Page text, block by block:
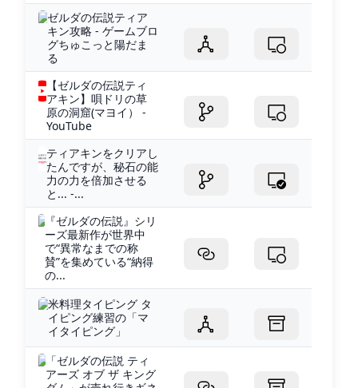
ゼルダの伝説ティア
キン攻略 - ゲームブロ
グちゅこっと陽だま
る
【ゼルダの伝説ティ
アキン】唄ドリの草
原の洞窟(マヨイ） -
YouTube
ティアキンをクリアし
たんですが、秘石の能
力の力を倍加させる
と... -...
『ゼルダの伝説』シリ
ーズ最新作が世界中
で“異常なまでの称
賛”を集めている“納得
の...
米料理タイピング タ
イピング練習の「マ
イタイピング」
「ゼルダの伝説 ティ
アーズ オブ ザ キング